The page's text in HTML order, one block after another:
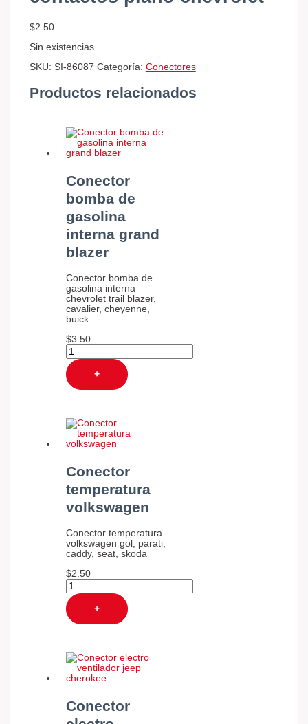
$2.50
Sin existencias
SKU: SI-86087 Categoría: Conectores
Productos relacionados
Conector
bomba de
gasolina
interna grand
blazer
Conector bomba de
gasolina interna
chevrolet trail blazer,
cavalier, cheyenne,
buick
$3.50
+
Conector
temperatura
volkswagen
Conector temperatura
volkswagen gol, parati,
caddy, seat, skoda
$2.50
+
Conector